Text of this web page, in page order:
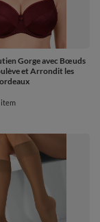
Gorge avec Bœuds
et Arrondit les
item